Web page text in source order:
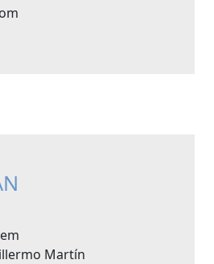
Martín